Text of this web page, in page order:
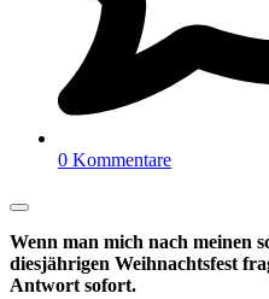
0 Kommentare
Wenn man mich nach meinen
diesjährigen Weihnachtsfest
Antwort sofort.